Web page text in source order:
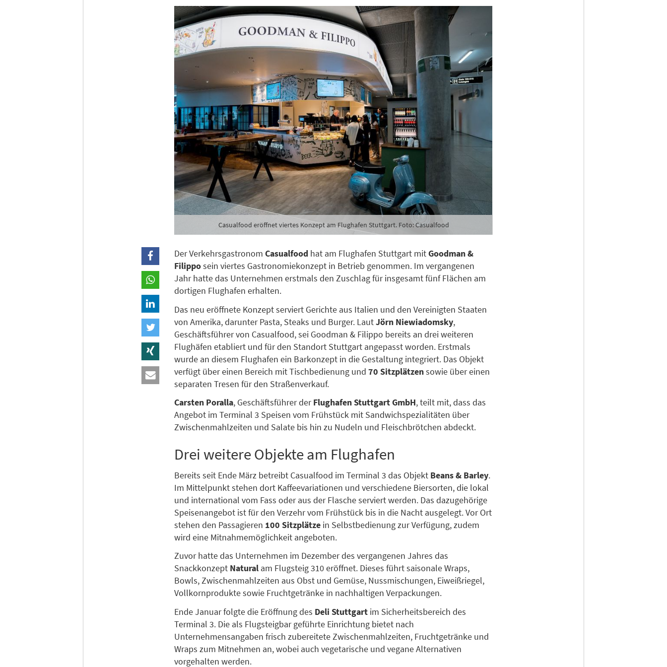
Casualfood eröffnet viertes Konzept am Flughafen Stuttgart. Foto: Casualfood
Der Verkehrsgastronom Casualfood hat am Flughafen Stuttgart mitGoodman &
Filipposein viertes Gastronomiekonzept in Betrieb genommen. Im vergangenen
Jahr hatte das Unternehmen erstmals den Zuschlag für insgesamt fünf Flächen am
dortigen Flughafen erhalten.
Das neu eröffnete Konzept serviert Gerichte aus Italien und den Vereinigten Staaten
von Amerika, darunter Pasta, Steaks und Burger. LautJörn Niewiadomsky,
Geschäftsführer von Casualfood, sei Goodman & Filippo bereits an drei weiteren
Flughäfen etabliert und für den Standort Stuttgart angepasst worden. Erstmals
wurde an diesem Flughafen ein Barkonzept in die Gestaltung integriert. Das Objekt
verfügt über einen Bereich mit Tischbedienung und 70 Sitzplätzensowie über einen
separaten Tresen für den Straßenverkauf.
Carsten Poralla, Geschäftsführer derFlughafen Stuttgart GmbH, teilt mit, dass das
Angebot im Terminal 3 Speisen vom Frühstück mit Sandwichspezialitäten über
Zwischenmahlzeiten und Salate bis hin zu Nudeln und Fleischbrötchen abdeckt.
Drei weitere Objekte am Flughafen
Bereits seit Ende März betreibt Casualfood im Terminal 3 das Objekt Beans & Barley.
Im Mittelpunkt stehen dort Kaffeevariationen und verschiedene Biersorten, die lokal
und international vom Fass oder aus der Flasche serviert werden. Das dazugehörige
Speisenangebot ist für den Verzehr vom Frühstück bis in die Nacht ausgelegt. Vor Ort
stehen den Passagieren 100 Sitzplätze in Selbstbedienung zur Verfügung, zudem
wird eine Mitnahmemöglichkeit angeboten.
Zuvor hatte das Unternehmen im Dezember des vergangenen Jahres das
Snackkonzept Natural am Flugsteig 310 eröffnet. Dieses führt saisonale Wraps,
Bowls, Zwischenmahlzeiten aus Obst und Gemüse, Nussmischungen, Eiweißriegel,
Vollkornprodukte sowie Fruchtgetränke in nachhaltigen Verpackungen.
Ende Januar folgte die Eröffnung des Deli Stuttgart im Sicherheitsbereich des
Terminal 3. Die als Flugsteigbar geführte Einrichtung bietet nach
Unternehmensangaben frisch zubereitete Zwischenmahlzeiten, Fruchtgetränke und
Wraps zum Mitnehmen an, wobei auch vegetarische und vegane Alternativen
vorgehalten werden.